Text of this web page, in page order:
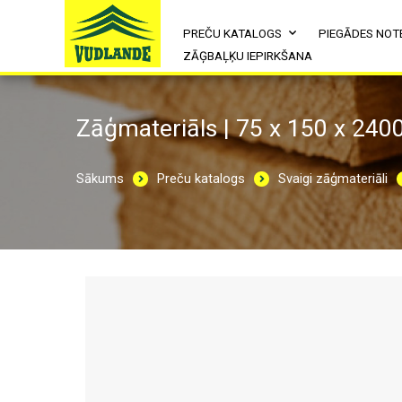
PREČU KATALOGS PIEGĀDES
ZĀĢBAĻĶU IEPIRKŠANA
Zāģmateriāls | 75 x 150 x
Sākums Preču katalogs Svaigi zāģmateriāli